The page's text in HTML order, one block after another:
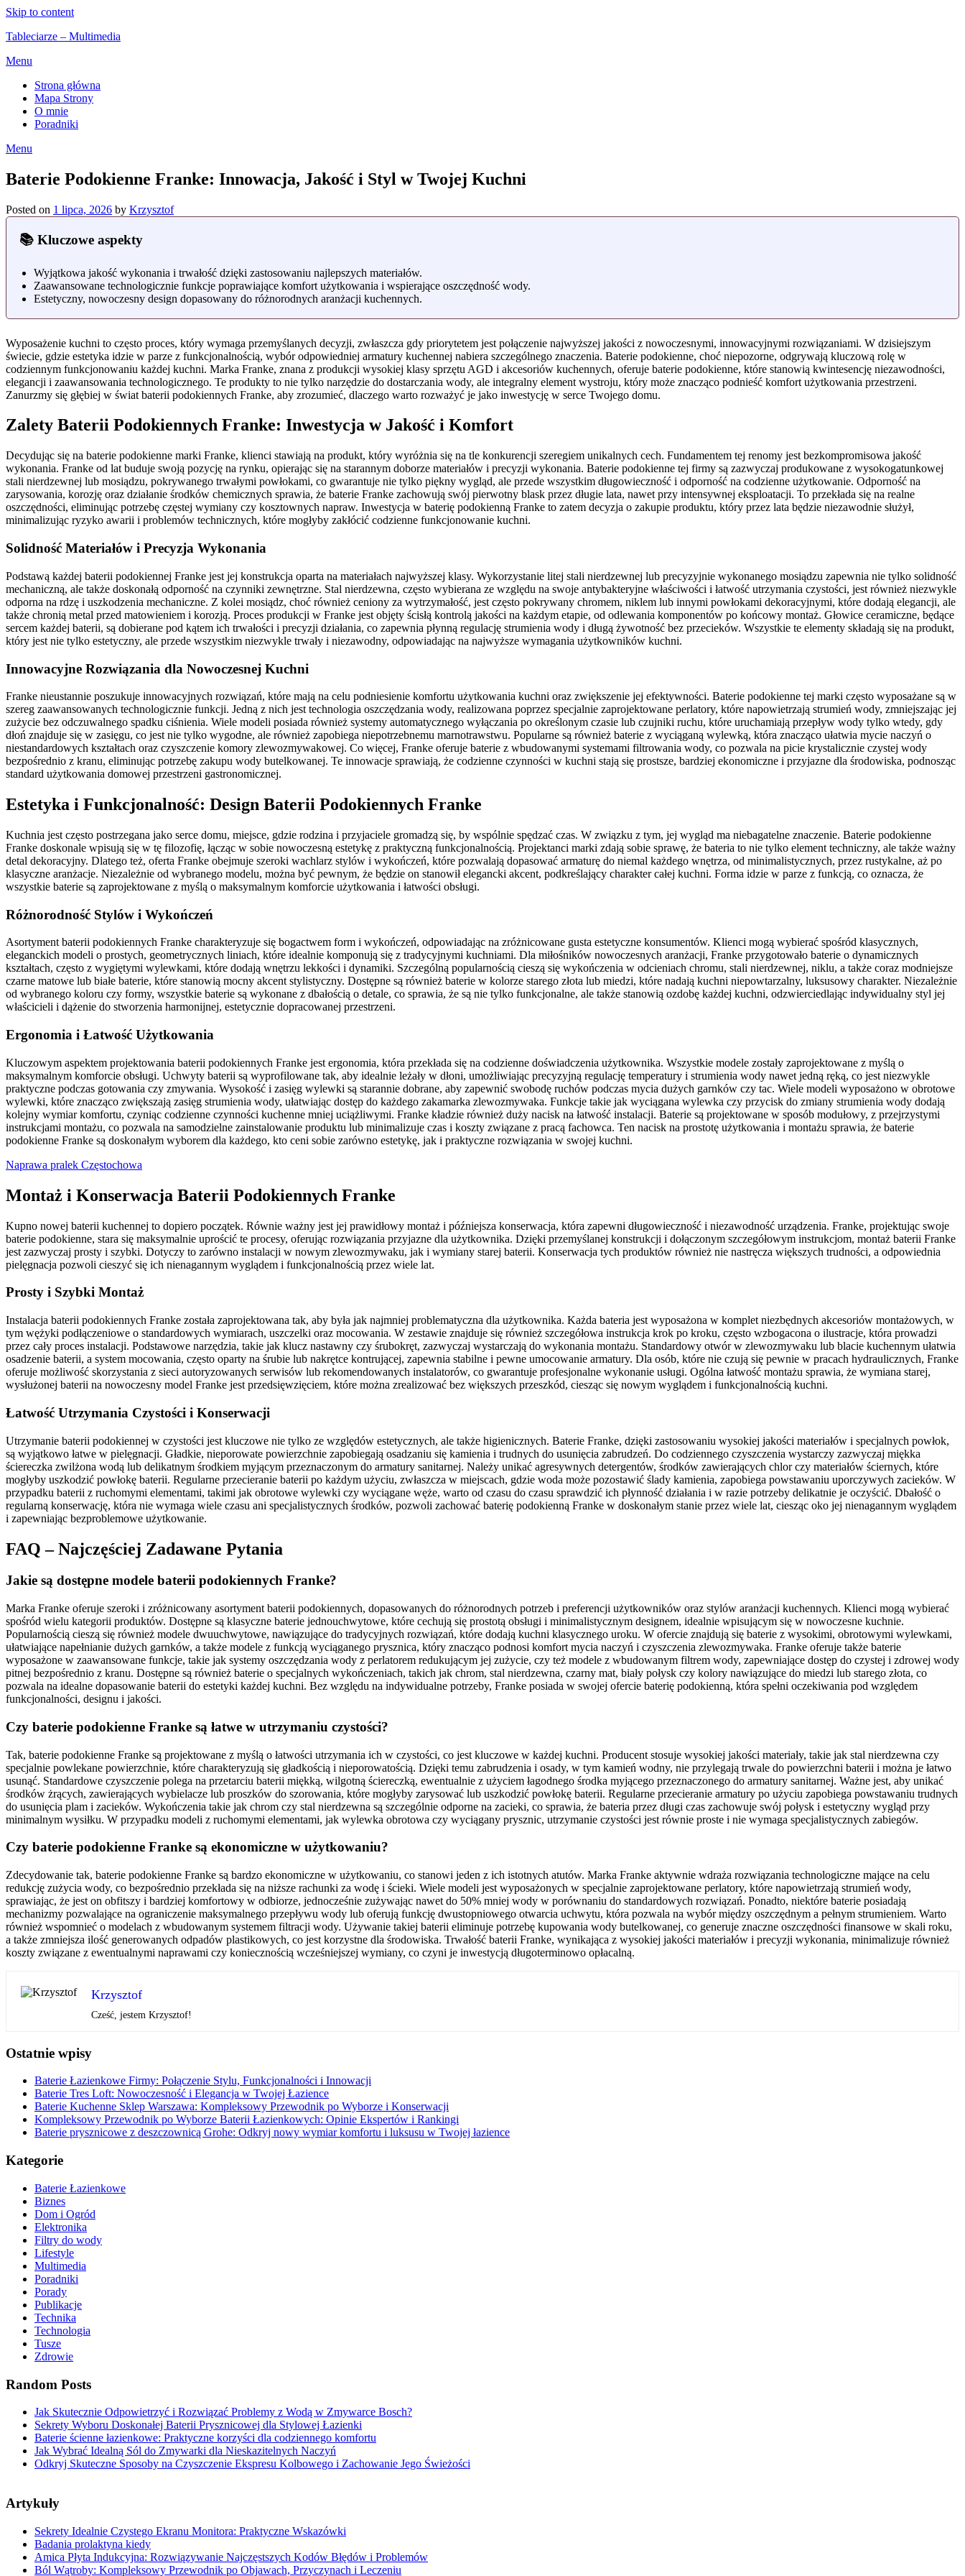
Skip to content
Tableciarze – Multimedia
Menu
Strona główna
Mapa Strony
O mnie
Poradniki
Menu
Baterie Podokienne Franke: Innowacja, Jakość i Styl w Twojej Kuchni
Posted on 1 lipca, 2026 by Krzysztof
📚 Kluczowe aspekty
Wyjątkowa jakość wykonania i trwałość dzięki zastosowaniu najlepszych materiałów.
Zaawansowane technologicznie funkcje poprawiające komfort użytkowania i wspierające oszczędność wody.
Estetyczny, nowoczesny design dopasowany do różnorodnych aranżacji kuchennych.
Wyposażenie kuchni to często proces, który wymaga przemyślanych decyzji, zwłaszcza gdy priorytetem jest połączenie najwyższej jakości z nowoczesnymi, innowacyjnymi rozwiązaniami. W dzisiejszym
świecie, gdzie estetyka idzie w parze z funkcjonalnością, wybór odpowiedniej armatury kuchennej nabiera szczególnego znaczenia. Baterie podokienne, choć niepozorne, odgrywają kluczową rolę w
codziennym funkcjonowaniu każdej kuchni. Marka Franke, znana z produkcji wysokiej klasy sprzętu AGD i akcesoriów kuchennych, oferuje baterie podokienne, które stanowią kwintesencję niezawodności,
elegancji i zaawansowania technologicznego. Te produkty to nie tylko narzędzie do dostarczania wody, ale integralny element wystroju, który może znacząco podnieść komfort użytkowania przestrzeni.
Zanurzmy się głębiej w świat baterii podokiennych Franke, aby zrozumieć, dlaczego warto rozważyć je jako inwestycję w serce Twojego domu.
Zalety Baterii Podokiennych Franke: Inwestycja w Jakość i Komfort
Decydując się na baterie podokienne marki Franke, klienci stawiają na produkt, który wyróżnia się na tle konkurencji szeregiem unikalnych cech. Fundamentem tej renomy jest bezkompromisowa jakość
wykonania. Franke od lat buduje swoją pozycję na rynku, opierając się na starannym doborze materiałów i precyzji wykonania. Baterie podokienne tej firmy są zazwyczaj produkowane z wysokogatunkowej
stali nierdzewnej lub mosiądzu, pokrywanego trwałymi powłokami, co gwarantuje nie tylko piękny wygląd, ale przede wszystkim długowieczność i odporność na codzienne użytkowanie. Odporność na
zarysowania, korozję oraz działanie środków chemicznych sprawia, że baterie Franke zachowują swój pierwotny blask przez długie lata, nawet przy intensywnej eksploatacji. To przekłada się na realne
oszczędności, eliminując potrzebę częstej wymiany czy kosztownych napraw. Inwestycja w baterię podokienną Franke to zatem decyzja o zakupie produktu, który przez lata będzie niezawodnie służył,
minimalizując ryzyko awarii i problemów technicznych, które mogłyby zakłócić codzienne funkcjonowanie kuchni.
Solidność Materiałów i Precyzja Wykonania
Podstawą każdej baterii podokiennej Franke jest jej konstrukcja oparta na materiałach najwyższej klasy. Wykorzystanie litej stali nierdzewnej lub precyzyjnie wykonanego mosiądzu zapewnia nie tylko solidność
mechaniczną, ale także doskonałą odporność na czynniki zewnętrzne. Stal nierdzewna, często wybierana ze względu na swoje antybakteryjne właściwości i łatwość utrzymania czystości, jest również niezwykle
odporna na rdzę i uszkodzenia mechaniczne. Z kolei mosiądz, choć również ceniony za wytrzymałość, jest często pokrywany chromem, niklem lub innymi powłokami dekoracyjnymi, które dodają elegancji, ale
także chronią metal przed matowieniem i korozją. Proces produkcji w Franke jest objęty ścisłą kontrolą jakości na każdym etapie, od odlewania komponentów po końcowy montaż. Głowice ceramiczne, będące
sercem każdej baterii, są dobierane pod kątem ich trwałości i precyzji działania, co zapewnia płynną regulację strumienia wody i długą żywotność bez przecieków. Wszystkie te elementy składają się na produkt,
który jest nie tylko estetyczny, ale przede wszystkim niezwykle trwały i niezawodny, odpowiadając na najwyższe wymagania użytkowników kuchni.
Innowacyjne Rozwiązania dla Nowoczesnej Kuchni
Franke nieustannie poszukuje innowacyjnych rozwiązań, które mają na celu podniesienie komfortu użytkowania kuchni oraz zwiększenie jej efektywności. Baterie podokienne tej marki często wyposażane są w
szereg zaawansowanych technologicznie funkcji. Jedną z nich jest technologia oszczędzania wody, realizowana poprzez specjalnie zaprojektowane perlatory, które napowietrzają strumień wody, zmniejszając jej
zużycie bez odczuwalnego spadku ciśnienia. Wiele modeli posiada również systemy automatycznego wyłączania po określonym czasie lub czujniki ruchu, które uruchamiają przepływ wody tylko wtedy, gdy
dłoń znajduje się w zasięgu, co jest nie tylko wygodne, ale również zapobiega niepotrzebnemu marnotrawstwu. Popularne są również baterie z wyciąganą wylewką, która znacząco ułatwia mycie naczyń o
niestandardowych kształtach oraz czyszczenie komory zlewozmywakowej. Co więcej, Franke oferuje baterie z wbudowanymi systemami filtrowania wody, co pozwala na picie krystalicznie czystej wody
bezpośrednio z kranu, eliminując potrzebę zakupu wody butelkowanej. Te innowacje sprawiają, że codzienne czynności w kuchni stają się prostsze, bardziej ekonomiczne i przyjazne dla środowiska, podnosząc
standard użytkowania domowej przestrzeni gastronomicznej.
Estetyka i Funkcjonalność: Design Baterii Podokiennych Franke
Kuchnia jest często postrzegana jako serce domu, miejsce, gdzie rodzina i przyjaciele gromadzą się, by wspólnie spędzać czas. W związku z tym, jej wygląd ma niebagatelne znaczenie. Baterie podokienne
Franke doskonale wpisują się w tę filozofię, łącząc w sobie nowoczesną estetykę z praktyczną funkcjonalnością. Projektanci marki zdają sobie sprawę, że bateria to nie tylko element techniczny, ale także ważny
detal dekoracyjny. Dlatego też, oferta Franke obejmuje szeroki wachlarz stylów i wykończeń, które pozwalają dopasować armaturę do niemal każdego wnętrza, od minimalistycznych, przez rustykalne, aż po
klasyczne aranżacje. Niezależnie od wybranego modelu, można być pewnym, że będzie on stanowił elegancki akcent, podkreślający charakter całej kuchni. Forma idzie w parze z funkcją, co oznacza, że
wszystkie baterie są zaprojektowane z myślą o maksymalnym komforcie użytkowania i łatwości obsługi.
Różnorodność Stylów i Wykończeń
Asortyment baterii podokiennych Franke charakteryzuje się bogactwem form i wykończeń, odpowiadając na zróżnicowane gusta estetyczne konsumentów. Klienci mogą wybierać spośród klasycznych,
eleganckich modeli o prostych, geometrycznych liniach, które idealnie komponują się z tradycyjnymi kuchniami. Dla miłośników nowoczesnych aranżacji, Franke przygotowało baterie o dynamicznych
kształtach, często z wygiętymi wylewkami, które dodają wnętrzu lekkości i dynamiki. Szczególną popularnością cieszą się wykończenia w odcieniach chromu, stali nierdzewnej, niklu, a także coraz modniejsze
czarne matowe lub białe baterie, które stanowią mocny akcent stylistyczny. Dostępne są również baterie w kolorze starego złota lub miedzi, które nadają kuchni niepowtarzalny, luksusowy charakter. Niezależnie
od wybranego koloru czy formy, wszystkie baterie są wykonane z dbałością o detale, co sprawia, że są nie tylko funkcjonalne, ale także stanowią ozdobę każdej kuchni, odzwierciedlając indywidualny styl jej
właścicieli i dążenie do stworzenia harmonijnej, estetycznie dopracowanej przestrzeni.
Ergonomia i Łatwość Użytkowania
Kluczowym aspektem projektowania baterii podokiennych Franke jest ergonomia, która przekłada się na codzienne doświadczenia użytkownika. Wszystkie modele zostały zaprojektowane z myślą o
maksymalnym komforcie obsługi. Uchwyty baterii są wyprofilowane tak, aby idealnie leżały w dłoni, umożliwiając precyzyjną regulację temperatury i strumienia wody nawet jedną ręką, co jest niezwykle
praktyczne podczas gotowania czy zmywania. Wysokość i zasięg wylewki są starannie dobrane, aby zapewnić swobodę ruchów podczas mycia dużych garnków czy tac. Wiele modeli wyposażono w obrotowe
wylewki, które znacząco zwiększają zasięg strumienia wody, ułatwiając dostęp do każdego zakamarka zlewozmywaka. Funkcje takie jak wyciągana wylewka czy przycisk do zmiany strumienia wody dodają
kolejny wymiar komfortu, czyniąc codzienne czynności kuchenne mniej uciążliwymi. Franke kładzie również duży nacisk na łatwość instalacji. Baterie są projektowane w sposób modułowy, z przejrzystymi
instrukcjami montażu, co pozwala na samodzielne zainstalowanie produktu lub minimalizuje czas i koszty związane z pracą fachowca. Ten nacisk na prostotę użytkowania i montażu sprawia, że baterie
podokienne Franke są doskonałym wyborem dla każdego, kto ceni sobie zarówno estetykę, jak i praktyczne rozwiązania w swojej kuchni.
Naprawa pralek Częstochowa
Montaż i Konserwacja Baterii Podokiennych Franke
Kupno nowej baterii kuchennej to dopiero początek. Równie ważny jest jej prawidłowy montaż i późniejsza konserwacja, która zapewni długowieczność i niezawodność urządzenia. Franke, projektując swoje
baterie podokienne, stara się maksymalnie uprościć te procesy, oferując rozwiązania przyjazne dla użytkownika. Dzięki przemyślanej konstrukcji i dołączonym szczegółowym instrukcjom, montaż baterii Franke
jest zazwyczaj prosty i szybki. Dotyczy to zarówno instalacji w nowym zlewozmywaku, jak i wymiany starej baterii. Konserwacja tych produktów również nie nastręcza większych trudności, a odpowiednia
pielęgnacja pozwoli cieszyć się ich nienagannym wyglądem i funkcjonalnością przez wiele lat.
Prosty i Szybki Montaż
Instalacja baterii podokiennych Franke została zaprojektowana tak, aby była jak najmniej problematyczna dla użytkownika. Każda bateria jest wyposażona w komplet niezbędnych akcesoriów montażowych, w
tym wężyki podłączeniowe o standardowych wymiarach, uszczelki oraz mocowania. W zestawie znajduje się również szczegółowa instrukcja krok po kroku, często wzbogacona o ilustracje, która prowadzi
przez cały proces instalacji. Podstawowe narzędzia, takie jak klucz nastawny czy śrubokręt, zazwyczaj wystarczają do wykonania montażu. Standardowy otwór w zlewozmywaku lub blacie kuchennym ułatwia
osadzenie baterii, a system mocowania, często oparty na śrubie lub nakrętce kontrującej, zapewnia stabilne i pewne umocowanie armatury. Dla osób, które nie czują się pewnie w pracach hydraulicznych, Franke
oferuje możliwość skorzystania z sieci autoryzowanych serwisów lub rekomendowanych instalatorów, co gwarantuje profesjonalne wykonanie usługi. Ogólna łatwość montażu sprawia, że wymiana starej,
wysłużonej baterii na nowoczesny model Franke jest przedsięwzięciem, które można zrealizować bez większych przeszkód, ciesząc się nowym wyglądem i funkcjonalnością kuchni.
Łatwość Utrzymania Czystości i Konserwacji
Utrzymanie baterii podokiennej w czystości jest kluczowe nie tylko ze względów estetycznych, ale także higienicznych. Baterie Franke, dzięki zastosowaniu wysokiej jakości materiałów i specjalnych powłok,
są wyjątkowo łatwe w pielęgnacji. Gładkie, nieporowate powierzchnie zapobiegają osadzaniu się kamienia i trudnych do usunięcia zabrudzeń. Do codziennego czyszczenia wystarczy zazwyczaj miękka
ściereczka zwilżona wodą lub delikatnym środkiem myjącym przeznaczonym do armatury sanitarnej. Należy unikać agresywnych detergentów, środków zawierających chlor czy materiałów ściernych, które
mogłyby uszkodzić powłokę baterii. Regularne przecieranie baterii po każdym użyciu, zwłaszcza w miejscach, gdzie woda może pozostawić ślady kamienia, zapobiega powstawaniu uporczywych zacieków. W
przypadku baterii z ruchomymi elementami, takimi jak obrotowe wylewki czy wyciągane węże, warto od czasu do czasu sprawdzić ich płynność działania i w razie potrzeby delikatnie je oczyścić. Dbałość o
regularną konserwację, która nie wymaga wiele czasu ani specjalistycznych środków, pozwoli zachować baterię podokienną Franke w doskonałym stanie przez wiele lat, ciesząc oko jej nienagannym wyglądem
i zapewniając bezproblemowe użytkowanie.
FAQ – Najczęściej Zadawane Pytania
Jakie są dostępne modele baterii podokiennych Franke?
Marka Franke oferuje szeroki i zróżnicowany asortyment baterii podokiennych, dopasowanych do różnorodnych potrzeb i preferencji użytkowników oraz stylów aranżacji kuchennych. Klienci mogą wybierać
spośród wielu kategorii produktów. Dostępne są klasyczne baterie jednouchwytowe, które cechują się prostotą obsługi i minimalistycznym designem, idealnie wpisującym się w nowoczesne kuchnie.
Popularnością cieszą się również modele dwuuchwytowe, nawiązujące do tradycyjnych rozwiązań, które dodają kuchni klasycznego uroku. W ofercie znajdują się baterie z wysokimi, obrotowymi wylewkami,
ułatwiające napełnianie dużych garnków, a także modele z funkcją wyciąganego prysznica, który znacząco podnosi komfort mycia naczyń i czyszczenia zlewozmywaka. Franke oferuje także baterie
wyposażone w zaawansowane funkcje, takie jak systemy oszczędzania wody z perlatorem redukującym jej zużycie, czy też modele z wbudowanym filtrem wody, zapewniające dostęp do czystej i zdrowej wody
pitnej bezpośrednio z kranu. Dostępne są również baterie o specjalnych wykończeniach, takich jak chrom, stal nierdzewna, czarny mat, biały połysk czy kolory nawiązujące do miedzi lub starego złota, co
pozwala na idealne dopasowanie baterii do estetyki każdej kuchni. Bez względu na indywidualne potrzeby, Franke posiada w swojej ofercie baterię podokienną, która spełni oczekiwania pod względem
funkcjonalności, designu i jakości.
Czy baterie podokienne Franke są łatwe w utrzymaniu czystości?
Tak, baterie podokienne Franke są projektowane z myślą o łatwości utrzymania ich w czystości, co jest kluczowe w każdej kuchni. Producent stosuje wysokiej jakości materiały, takie jak stal nierdzewna czy
specjalnie powlekane powierzchnie, które charakteryzują się gładkością i nieporowatością. Dzięki temu zabrudzenia i osady, w tym kamień wodny, nie przylegają trwale do powierzchni baterii i można je łatwo
usunąć. Standardowe czyszczenie polega na przetarciu baterii miękką, wilgotną ściereczką, ewentualnie z użyciem łagodnego środka myjącego przeznaczonego do armatury sanitarnej. Ważne jest, aby unikać
środków żrących, zawierających wybielacze lub proszków do szorowania, które mogłyby zarysować lub uszkodzić powłokę baterii. Regularne przecieranie armatury po użyciu zapobiega powstawaniu trudnych
do usunięcia plam i zacieków. Wykończenia takie jak chrom czy stal nierdzewna są szczególnie odporne na zacieki, co sprawia, że bateria przez długi czas zachowuje swój połysk i estetyczny wygląd przy
minimalnym wysiłku. W przypadku modeli z ruchomymi elementami, jak wylewka obrotowa czy wyciągany prysznic, utrzymanie czystości jest równie proste i nie wymaga specjalistycznych zabiegów.
Czy baterie podokienne Franke są ekonomiczne w użytkowaniu?
Zdecydowanie tak, baterie podokienne Franke są bardzo ekonomiczne w użytkowaniu, co stanowi jeden z ich istotnych atutów. Marka Franke aktywnie wdraża rozwiązania technologiczne mające na celu
redukcję zużycia wody, co bezpośrednio przekłada się na niższe rachunki za wodę i ścieki. Wiele modeli jest wyposażonych w specjalnie zaprojektowane perlatory, które napowietrzają strumień wody,
sprawiając, że jest on obfitszy i bardziej komfortowy w odbiorze, jednocześnie zużywając nawet do 50% mniej wody w porównaniu do standardowych rozwiązań. Ponadto, niektóre baterie posiadają
mechanizmy pozwalające na ograniczenie maksymalnego przepływu wody lub oferują funkcję dwustopniowego otwarcia uchwytu, która pozwala na wybór między oszczędnym a pełnym strumieniem. Warto
również wspomnieć o modelach z wbudowanym systemem filtracji wody. Używanie takiej baterii eliminuje potrzebę kupowania wody butelkowanej, co generuje znaczne oszczędności finansowe w skali roku,
a także zmniejsza ilość generowanych odpadów plastikowych, co jest korzystne dla środowiska. Trwałość baterii Franke, wynikająca z wysokiej jakości materiałów i precyzji wykonania, minimalizuje również
koszty związane z ewentualnymi naprawami czy koniecznością wcześniejszej wymiany, co czyni je inwestycją długoterminowo opłacalną.
Krzysztof
Cześć, jestem Krzysztof!
Ostatnie wpisy
Baterie Łazienkowe Firmy: Połączenie Stylu, Funkcjonalności i Innowacji
Baterie Tres Loft: Nowoczesność i Elegancja w Twojej Łazience
Baterie Kuchenne Sklep Warszawa: Kompleksowy Przewodnik po Wyborze i Konserwacji
Kompleksowy Przewodnik po Wyborze Baterii Łazienkowych: Opinie Ekspertów i Rankingi
Baterie prysznicowe z deszczownicą Grohe: Odkryj nowy wymiar komfortu i luksusu w Twojej łazience
Kategorie
Baterie Łazienkowe
Biznes
Dom i Ogród
Elektronika
Filtry do wody
Lifestyle
Multimedia
Poradniki
Porady
Publikacje
Technika
Technologia
Tusze
Zdrowie
Random Posts
Jak Skutecznie Odpowietrzyć i Rozwiązać Problemy z Wodą w Zmywarce Bosch?
Sekrety Wyboru Doskonałej Baterii Prysznicowej dla Stylowej Łazienki
Baterie ścienne łazienkowe: Praktyczne korzyści dla codziennego komfortu
Jak Wybrać Idealną Sól do Zmywarki dla Nieskazitelnych Naczyń
Odkryj Skuteczne Sposoby na Czyszczenie Ekspresu Kolbowego i Zachowanie Jego Świeżości
Artykuły
Sekrety Idealnie Czystego Ekranu Monitora: Praktyczne Wskazówki
Badania prolaktyna kiedy
Amica Płyta Indukcyjna: Rozwiązywanie Najczęstszych Kodów Błędów i Problemów
Ból Wątroby: Kompleksowy Przewodnik po Objawach, Przyczynach i Leczeniu